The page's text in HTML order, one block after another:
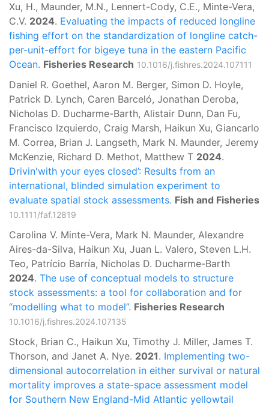
Xu, H., Maunder, M.N., Lennert-Cody, C.E., Minte-Vera,
C.V. 2024. Evaluating the impacts of reduced longline
fishing effort on the standardization of longline catch-
per-unit-effort for bigeye tuna in the eastern Pacific
Ocean. Fisheries Research 10.1016/j.fishres.2024.107111
Daniel R. Goethel, Aaron M. Berger, Simon D. Hoyle,
Patrick D. Lynch, Caren Barceló, Jonathan Deroba,
Nicholas D. Ducharme-Barth, Alistair Dunn, Dan Fu,
Francisco Izquierdo, Craig Marsh, Haikun Xu, Giancarlo
M. Correa, Brian J. Langseth, Mark N. Maunder, Jeremy
McKenzie, Richard D. Methot, Matthew T 2024.
Drivin'with your eyes closed’: Results from an
international, blinded simulation experiment to
evaluate spatial stock assessments. Fish and Fisheries
10.1111/faf.12819
Carolina V. Minte-Vera, Mark N. Maunder, Alexandre
Aires-da-Silva, Haikun Xu, Juan L. Valero, Steven L.H.
Teo, Patrício Barría, Nicholas D. Ducharme-Barth
2024. The use of conceptual models to structure
stock assessments: a tool for collaboration and for
“modelling what to model”. Fisheries Research
10.1016/j.fishres.2024.107135
Stock, Brian C., Haikun Xu, Timothy J. Miller, James T.
Thorson, and Janet A. Nye. 2021. Implementing two-
dimensional autocorrelation in either survival or natural
mortality improves a state-space assessment model
for Southern New England-Mid Atlantic yellowtail